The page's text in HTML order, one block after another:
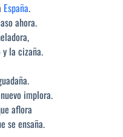
España.
ahora.
la cizaña.
implora.
aflora
se ensaña.